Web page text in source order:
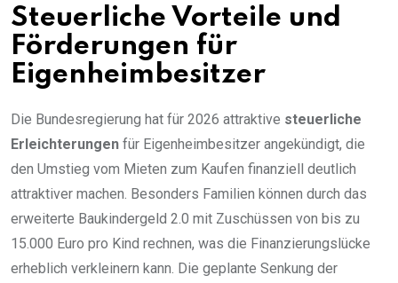
Steuerliche Vorteile und
Förderungen für
Eigenheimbesitzer
Die Bundesregierung hat für 2026 attraktive steuerliche
Erleichterungen für Eigenheimbesitzer angekündigt, die
den Umstieg vom Mieten zum Kaufen finanziell deutlich
attraktiver machen. Besonders Familien können durch das
erweiterte Baukindergeld 2.0 mit Zuschüssen von bis zu
15.000 Euro pro Kind rechnen, was die Finanzierungslücke
erheblich verkleinern kann. Die geplante Senkung der